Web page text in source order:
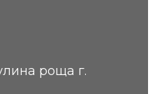
роща г.